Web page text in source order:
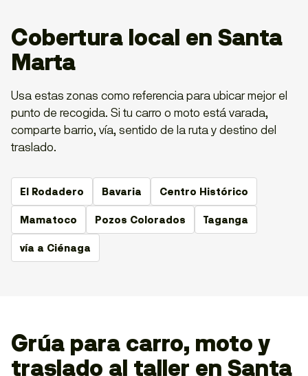
Cobertura local en Santa
Marta
Usa estas zonas como referencia para ubicar mejor el
punto de recogida. Si tu carro o moto está varada,
comparte barrio, vía, sentido de la ruta y destino del
traslado.
El Rodadero Bavaria Centro Histórico
Mamatoco Pozos Colorados Taganga
vía a Ciénaga
Grúa para carro, moto y
traslado al taller en Santa